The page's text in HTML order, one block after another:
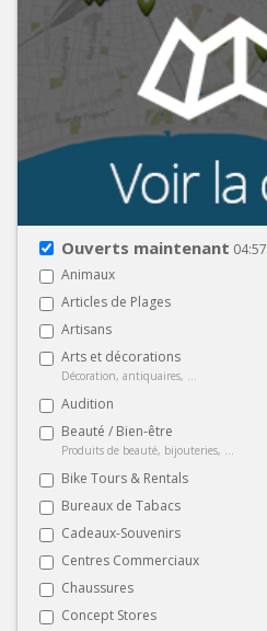
Ouverts maintenant 04:57
Animaux
Articles de Plages
Artisans
Arts et décorations
Décoration, antiquaires, ...
Audition
Beauté / Bien-être
Produits de beauté, bijouteries, ...
Bike Tours & Rentals
Bureaux de Tabacs
Cadeaux-Souvenirs
Centres Commerciaux
Chaussures
Concept Stores